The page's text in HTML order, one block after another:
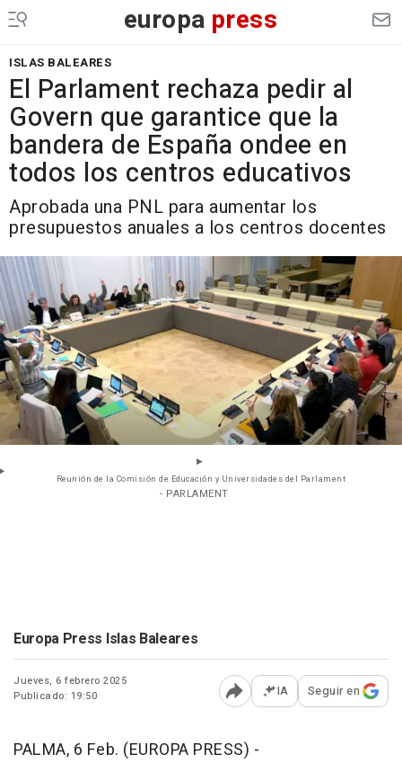
europa press
ISLAS BALEARES
El Parlament rechaza pedir al
Govern que garantice que la
bandera de España ondee en
todos los centros educativos
Aprobada una PNL para aumentar los
presupuestos anuales a los centros docentes
Reunión de la Comisión de Educación y Universidades del Parlament
- PARLAMENT
Europa Press Islas Baleares
Jueves, 6 febrero 2025
Publicado: 19:50
Abrir opciones para
IA Seguir en
PALMA, 6 Feb. (EUROPA PRESS) -